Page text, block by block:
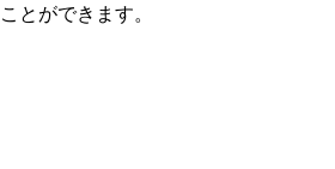
とができます。